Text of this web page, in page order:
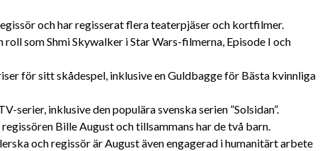
och har regisserat flera teaterpjäser och kortfilmer.
som Shmi Skywalker i Star Wars-filmerna, Episode I och
för sitt skådespel, inklusive en Guldbagge för Bästa kvinnliga
serier, inklusive den populära svenska serien ”Solsidan”.
Bille August och tillsammans har de två barn.
och regissör är August även engagerad i humanitärt arbete